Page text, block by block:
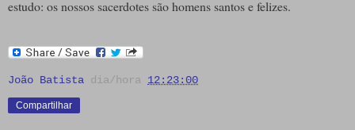
estudo: os nossos sacerdotes são homens santos e felizes.
João Batista dia/hora 12:23:00
Compartilhar